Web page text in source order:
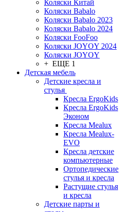
Коляски Китай
Коляски Babalo
Коляски Babalo 2023
Коляски Babalo 2024
Коляски FooFoo
Коляски JOYOY 2024
Коляски JOYOY
+ ЕЩЕ 1
Детская мебель
Детские кресла и
стулья
Кресла ErgoKids
Кресла ErgoKids
Эконом
Кресла Mealux
Кресла Mealux-
EVO
Кресла детские
компьютерные
Ортопедические
стулья и кресла
Растущие стулья
и кресла
Детские парты и